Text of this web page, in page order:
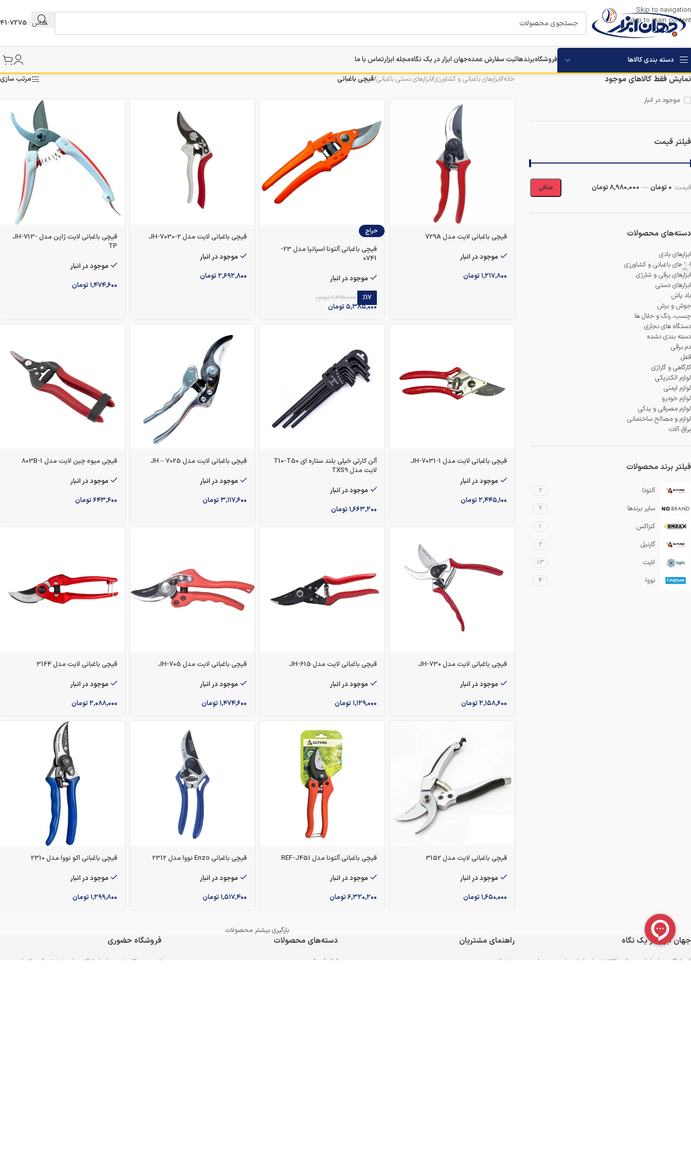
Skip to navigation
Skip to main content
تماس : 7275-041
دسته بندی کالاها فروشگاهبرندهاثبت سفارش عمدهجهان ابزار در یک نگاهمجله ابزارتماس با ما
نمایش فقط کالاهای موجود
موجود در انبار
فیلتر قیمت
صافی قيمت: 0 تومان — 8,980,000 تومان
دسته‌های محصولات
ابزارهای بادی
ابزارهای باغبانی و کشاورزی
ابزارهای برقی و شارژی
ابزارهای دستی
باد پاش
جوش و برش
چسب، رنگ و حلال ها
دستگاه های نجاری
دسته بندی نشده
دم برقی
قفل
کارگاهی و گاراژی
لوازم الکتریکی
لوازم ایمنی
لوازم خودرو
لوازم مصرفی و یدکی
لوازم و مصالح ساختمانی
یراق آلات
فیلتر برند محصولات
آلتونا 2
سایر برندها 2
کنزاکس 1
گارنیل 2
لایت 13
نووا 4
خانه/ابزارهای باغبانی و کشاورزی/ابزارهای دستی باغبانی/قیچی باغبانی مرتب سازی
قیچی باغبانی لایت مدل 729A
موجود در انبار
۱,۲۱۷,۸۰۰تومان
حراج
قیچی باغبانی آلتونا اسپانیا مدل 23-
0741
موجود در انبار
٪17 ۶,۴۹۸,۰۰۰ تومان
۵,۳۸۵,۰۰۰تومان
قیچی باغبانی لایت مدل JH-7030-2
موجود در انبار
۲,۶۹۲,۸۰۰تومان
قیچی باغبانی لایت ژاپن مدل JH-713-
TP
موجود در انبار
۱,۴۷۴,۶۰۰تومان
قیچی باغبانی لایت مدل JH-7031-1
موجود در انبار
۲,۴۴۵,۱۰۰تومان
آلن کارتی خیلی بلند ستاره ای T10-T50
لایت مدل TXS9
موجود در انبار
۱,۶۶۳,۲۰۰تومان
قیچی باغبانی لایت مدل 7025 – JH
موجود در انبار
۳,۱۱۷,۶۰۰تومان
قیچی میوه چین لایت مدل 803B-1
موجود در انبار
۶۴۳,۶۰۰تومان
قیچی باغبانی لایت مدل JH-730
موجود در انبار
۲,۱۵۸,۶۰۰تومان
قیچی باغبانی لایت مدل JH-615
موجود در انبار
۱,۱۲۹,۰۰۰تومان
قیچی باغبانی لایت مدل 705-JH
موجود در انبار
۱,۴۷۴,۶۰۰تومان
قیچی باغبانی لایت مدل 3164
موجود در انبار
۲,۰۸۸,۰۰۰تومان
قیچی باغبانی لایت مدل 3152
موجود در انبار
۱,۶۵۰,۰۰۰تومان
قیچی باغبانی آلتونا مدل REF-J451
موجود در انبار
۶,۳۲۰,۲۰۰تومان
قیچی باغبانی Enzo نووا مدل 2312
موجود در انبار
۱,۵۱۷,۴۰۰تومان
قیچی باغبانی اکو نووا مدل 2310
موجود در انبار
۱,۲۹۹,۸۰۰تومان
بارگیری بیشتر محصولات
جهان ابزار در یک نگاه
فروشگاه جهان ابزار در سال 1380 توسط برادران «رامین و بهزاد
راهنمای مشتریان
برندها
دسته‌های محصولات
ابزارهای بادی
فروشگاه حضوری
تبریز – ۳۰۰ متر بعد از پل تراکتورسازی – نبش کوی اتحاد –